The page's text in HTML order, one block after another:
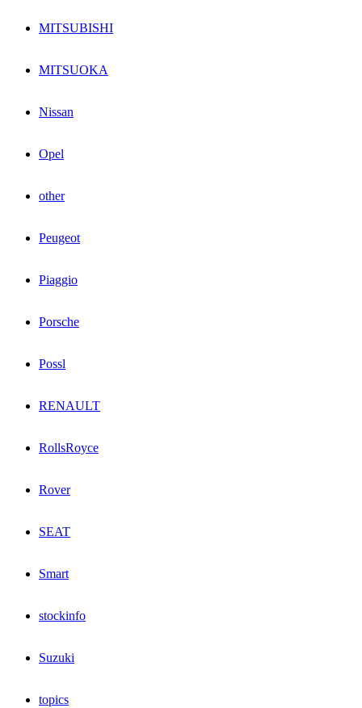
MITSUBISHI
MITSUOKA
Nissan
Opel
other
Peugeot
Piaggio
Porsche
Possl
RENAULT
RollsRoyce
Rover
SEAT
Smart
stockinfo
Suzuki
topics